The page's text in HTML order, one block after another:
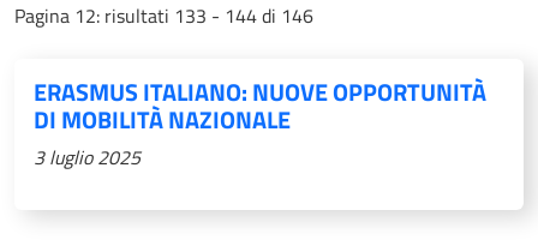
Pagina 12: risultati 133 - 144 di 146
ERASMUS ITALIANO: NUOVE OPPORTUNITÀ
DI MOBILITÀ NAZIONALE
3 luglio 2025